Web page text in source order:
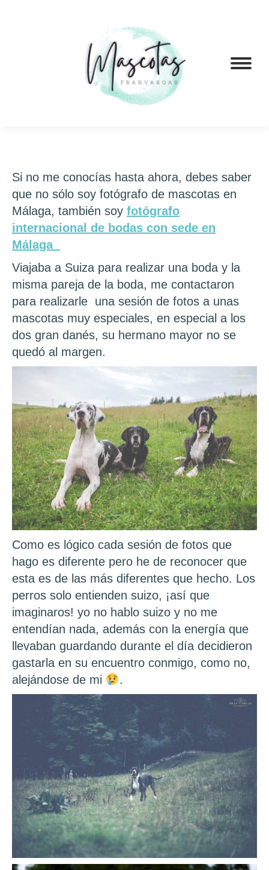
Si no me conocías hasta ahora, debes saber
que no sólo soy fotógrafo de mascotas en
Málaga, también soy fotógrafo
internacional de bodas con sede en
Málaga
Viajaba a Suiza para realizar una boda y la
misma pareja de la boda, me contactaron
para realizarle una sesión de fotos a unas
mascotas muy especiales, en especial a los
dos gran danés, su hermano mayor no se
quedó al margen.
Como es lógico cada sesión de fotos que
hago es diferente pero he de reconocer que
esta es de las más diferentes que hecho. Los
perros solo entienden suizo, ¡así que
imaginaros! yo no hablo suizo y no me
entendían nada, además con la energía que
llevaban guardando durante el día decidieron
gastarla en su encuentro conmigo, como no,
alejándose de mi
.